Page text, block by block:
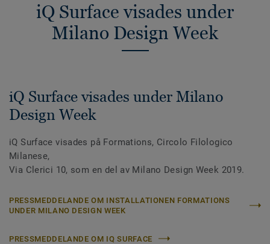
iQ Surface visades under
Milano Design Week
iQ Surface visades under Milano
Design Week
iQ Surface visades på Formations, Circolo Filologico
Milanese,
Via Clerici 10, som en del av Milano Design Week 2019.
PRESSMEDDELANDE OM INSTALLATIONEN FORMATIONS
UNDER MILANO DESIGN WEEK
PRESSMEDDELANDE OM IQ SURFACE